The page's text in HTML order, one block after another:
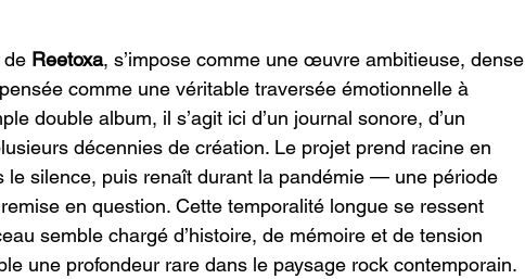
de Reetoxa, s’impose comme une œuvre ambitieuse, dense
comme une véritable traversée émotionnelle à
double album, il s’agit ici d’un journal sonore, d’un
décennies de création. Le projet prend racine en
le silence, puis renaît durant la pandémie — une période
en question. Cette temporalité longue se ressent
semble chargé d’histoire, de mémoire et de tension
une profondeur rare dans le paysage rock contemporain.